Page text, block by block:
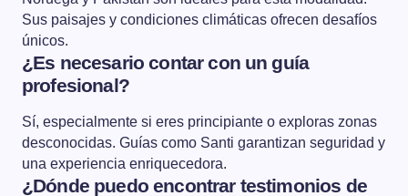
Sus paisajes y condiciones climáticas ofrecen desafíos
únicos.
¿Es necesario contar con un guía
profesional?
Sí, especialmente si eres principiante o exploras zonas
desconocidas. Guías como Santi garantizan seguridad y
una experiencia enriquecedora.
¿Dónde puedo encontrar testimonios de